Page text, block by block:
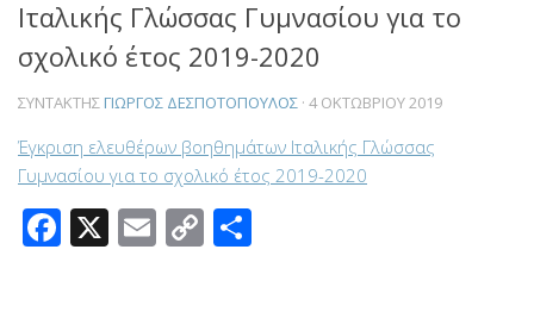
Ιταλικής Γλώσσας Γυμνασίου για το
σχολικό έτος 2019-2020
ΣΥΝΤΆΚΤΗΣ ΓΙΏΡΓΟΣ ΔΕΣΠΟΤΌΠΟΥΛΟΣ · 4 ΟΚΤΩΒΡΊΟΥ 2019
Έγκριση ελευθέρων βοηθημάτων Ιταλικής Γλώσσας
Γυμνασίου για το σχολικό έτος 2019-2020
Facebook
X Email
Copy